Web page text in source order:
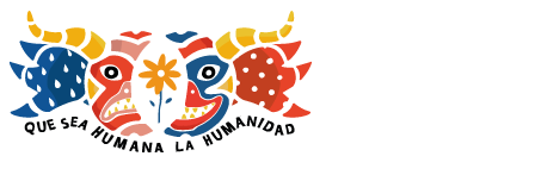
al
contenido